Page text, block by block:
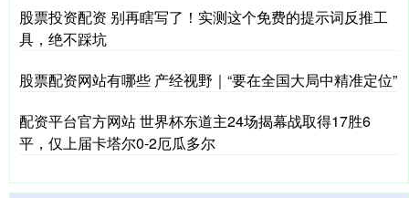
股票投资配资 别再瞎写了！实测这个免费的提示词反推工
具，绝不踩坑
股票配资网站有哪些 产经视野｜“要在全国大局中精准定位”
配资平台官方网站 世界杯东道主24场揭幕战取得17胜6
平，仅上届卡塔尔0-2厄瓜多尔